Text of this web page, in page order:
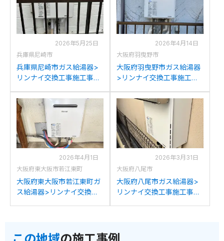
交換
2026年5月25日
兵庫県尼崎市
兵庫県尼崎市ガス給湯器>
リンナイ交換工事施工事
V2401SAWからリンナイ
RUF-205SAW(B)への交換
2026年4月14日
大阪府羽曳野市
大阪府羽曳野市ガス給湯器
>リンナイ交換工事施工事
1からリンナイRUF-
205SAW(B)への交換
2026年4月1日
大阪府東大阪市若江東町
大阪府東大阪市若江東町ガ
ス給湯器>リンナイ交換工
2026年3月31日
大阪府八尾市
大阪府八尾市ガス給湯器>
リンナイ交換工事施工事